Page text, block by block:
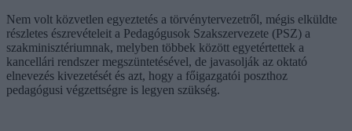
Nem volt közvetlen egyeztetés a törvénytervezetről, mégis elküldte
részletes észrevételeit a Pedagógusok Szakszervezete (PSZ) a
szakminisztériumnak, melyben többek között egyetértettek a
kancellári rendszer megszüntetésével, de javasolják az oktató
elnevezés kivezetését és azt, hogy a főigazgatói poszthoz
pedagógusi végzettségre is legyen szükség.